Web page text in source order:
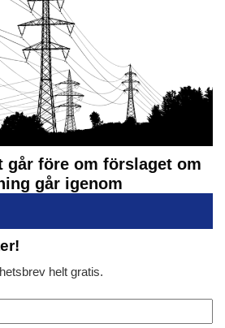
går före om förslaget om
går igenom
helt gratis.